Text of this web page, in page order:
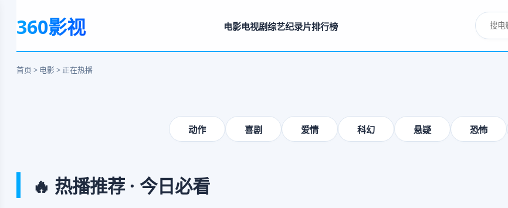
360影视 电影电视剧综艺纪录片排行榜
首页 > 电影 > 正在热播
毁灭与救赎的壮阔史诗
动作 喜剧 爱情 科幻 悬疑 恐怖
🔥 热播推荐 · 今日必看